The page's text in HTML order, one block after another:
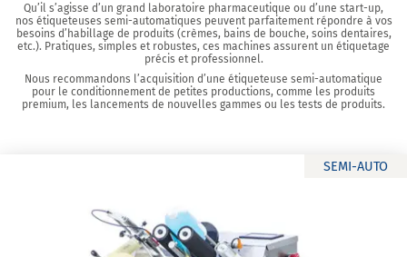
Qu’il s’agisse d’un grand laboratoire pharmaceutique ou d’une start-up,
nos étiqueteuses semi-automatiques peuvent parfaitement répondre à vos
besoins d’habillage de produits (crèmes, bains de bouche, soins dentaires,
etc.). Pratiques, simples et robustes, ces machines assurent un étiquetage
précis et professionnel.
Nous recommandons l’acquisition d’une étiqueteuse semi-automatique
pour le conditionnement de petites productions, comme les produits
premium, les lancements de nouvelles gammes ou les tests de produits.
SEMI-AUTO